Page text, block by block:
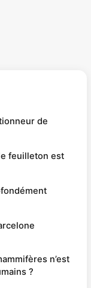
de
feuilleton est
n’est
?